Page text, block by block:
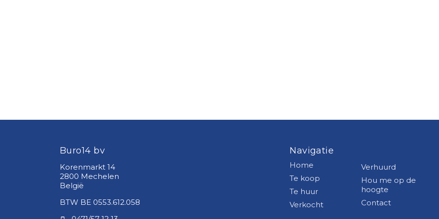
Buro14 bv
Korenmarkt 14
2800 Mechelen
België
BTW BE 0553.612.058
Navigatie
Home
Te koop
Te huur
Verkocht
Verhuurd
Hou me op de
hoogte
Contact